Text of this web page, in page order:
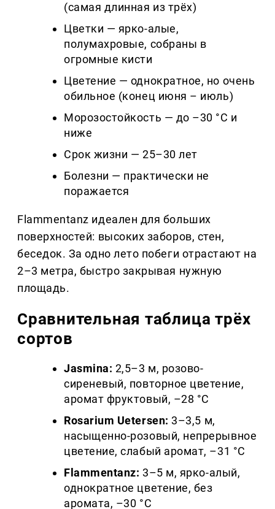
(самая длинная из трёх)
Цветки — ярко-алые,
полумахровые, собраны в
огромные кисти
Цветение — однократное, но очень
обильное (конец июня – июль)
Морозостойкость — до –30 °C и
ниже
Срок жизни — 25–30 лет
Болезни — практически не
поражается
Flammentanz идеален для больших
поверхностей: высоких заборов, стен,
беседок. За одно лето побеги отрастают на
2–3 метра, быстро закрывая нужную
площадь.
Сравнительная таблица трёх
сортов
Jasmina: 2,5–3 м, розово-
сиреневый, повторное цветение,
аромат фруктовый, –28 °C
Rosarium Uetersen: 3–3,5 м,
насыщенно-розовый, непрерывное
цветение, слабый аромат, –31 °C
Flammentanz: 3–5 м, ярко-алый,
однократное цветение, без
аромата, –30 °C